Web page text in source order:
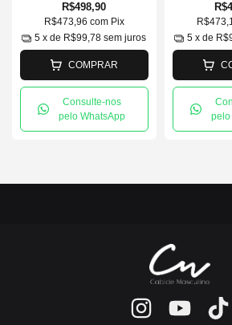
R$498,90
R$473,96com Pix
5 x de R$99,78 sem juros
COMPRAR
Consulte-nos
pelo WhatsApp
5 x de